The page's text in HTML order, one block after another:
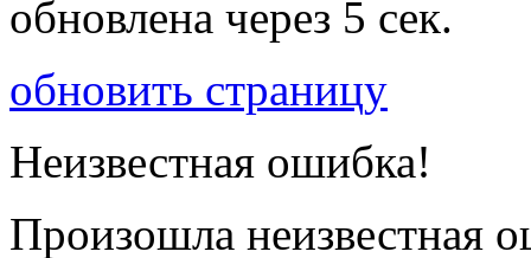
обновлена через 5 сек.
обновить страницу
Неизвестная ошибка!
Произошла неизвестная